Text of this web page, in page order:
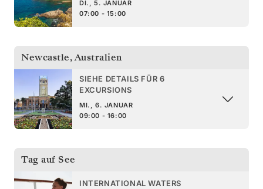
DI., 5. JANUAR
07:00 - 15:00
Newcastle,Australien
SIEHE DETAILS FÜR 6
EXCURSIONS
MI., 6. JANUAR
09:00 - 16:00
Tag auf See
INTERNATIONAL WATERS